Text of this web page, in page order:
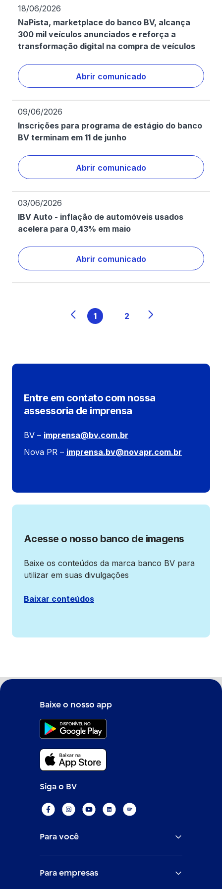
18/06/2026
NaPista, marketplace do banco BV, alcança
300 mil veículos anunciados e reforça a
transformação digital na compra de veículos
Abrir comunicado
09/06/2026
Inscrições para programa de estágio do banco
BV terminam em 11 de junho
Abrir comunicado
03/06/2026
IBV Auto - inflação de automóveis usados
acelera para 0,43% em maio
Abrir comunicado
1 2
Entre em contato com nossa
assessoria de imprensa
BV – imprensa@bv.com.br
Nova PR – imprensa.bv@novapr.com.br
Acesse o nosso banco de imagens
Baixe os conteúdos da marca banco BV para
utilizar em suas divulgações
Baixar conteúdos
Baixe o nosso app
Siga o BV
Para você
Para empresas